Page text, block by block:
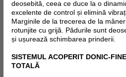
deosebită, ceea ce duce la o
excelente de control și elimină
Marginile de la trecerea de la
rotunjite cu grijă. Pădurile sunt
și ușurează schimbarea prinderii.
SISTEMUL ACOPERIT DONIC-
TOTALĂ